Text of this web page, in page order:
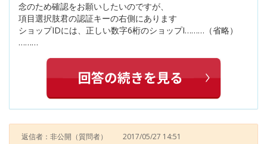
念のため確認をお願いしたいのですが、
項目選択肢君の認証キーの右側にあります
ショップIDには、正しい数字6桁のショップI………（省略）
………
返信者：非公開 （質問者） 2017/05/27 14:51